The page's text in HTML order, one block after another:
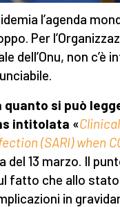
l’agenda
Per
dell’Onu, non
quanto si può
intitolata «
(SARI) when
del 13 marzo. Il
fatto che allo
in